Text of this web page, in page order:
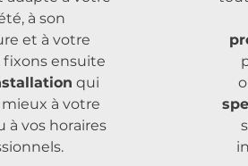
à son
et à votre
fixons ensuite
qui
mieux à votre
à vos horaires